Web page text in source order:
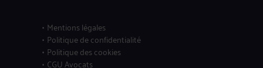
13
Mentions légales
Politique de confidentialité
Politique des cookies
CGU Avocats